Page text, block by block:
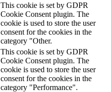
This cookie is set by GDPR
Cookie Consent plugin. The
cookie is used to store the user
consent for the cookies in the
category "Other.
This cookie is set by GDPR
Cookie Consent plugin. The
cookie is used to store the user
consent for the cookies in the
category "Performance".